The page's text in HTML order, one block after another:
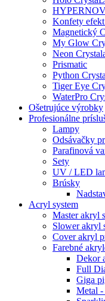
Konfety
Magnetický
My Glow
Neon
Prismatic
Python
Tiger Eye
WaterPro
Ošetrujúce výrobky
Profesionálne
Lampy
Odsávačky
Parafinová
Sety
UV / LED
Brúsky
Acryl system
Master akryl
Slower akryl
Cover akryl
Farebné
Dekor
Full
Giga
Metal